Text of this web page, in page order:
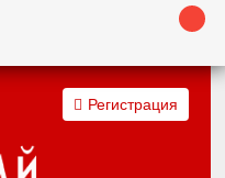
Регистрация